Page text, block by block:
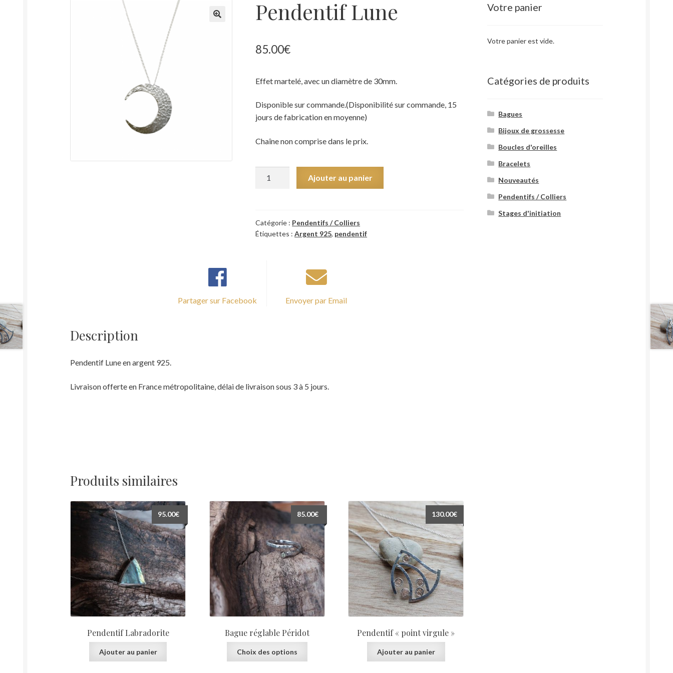
Pendentif Lune
85.00€
Effet martelé, avec un diamètre de 30mm.
Disponible sur commande.(Disponibilité sur commande, 15
jours de fabrication en moyenne)
Chaîne non comprise dans le prix.
Ajouter au panier
Catégorie : Pendentifs / Colliers
Étiquettes :Argent 925, pendentif
Partager sur Facebook Envoyer par Email
Description
Pendentif Lune en argent 925.
Livraison offerte en France métropolitaine, délai de livraison sous 3 à 5 jours.
Produits similaires
Pendentif Labradorite
95.00€
Ajouter au panier
Bague réglable Péridot
85.00€
Choix des options
Pendentif « point virgule »
130.00€
Ajouter au panier
Votre panier
Votre panier est vide.
Catégories de produits
Bagues
Bijoux de grossesse
Boucles d'oreilles
Bracelets
Nouveautés
Pendentifs / Colliers
Stages d'initiation